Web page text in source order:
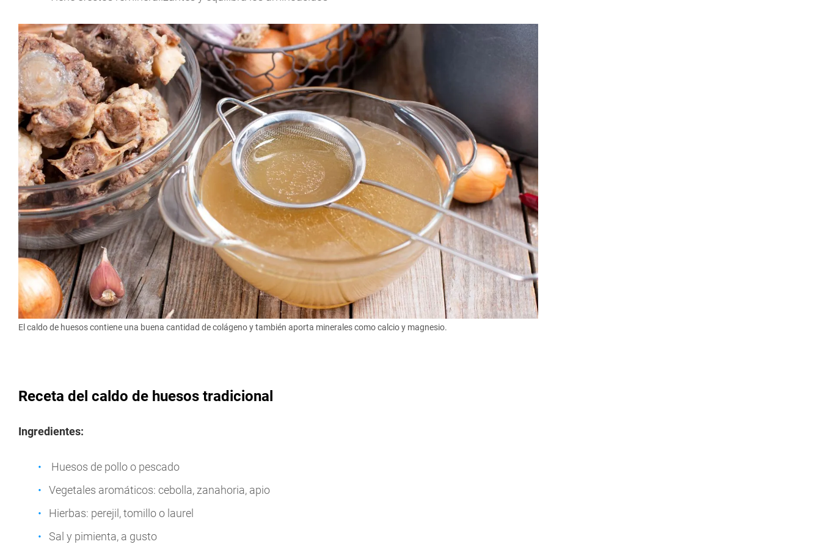
El caldo de huesos contiene una buena cantidad de colágeno y también aporta minerales como calcio y magnesio.
Receta del caldo de huesos tradicional
Ingredientes:
Huesos de pollo o pescado
Vegetales aromáticos: cebolla, zanahoria, apio
Hierbas: perejil, tomillo o laurel
Sal y pimienta, a gusto